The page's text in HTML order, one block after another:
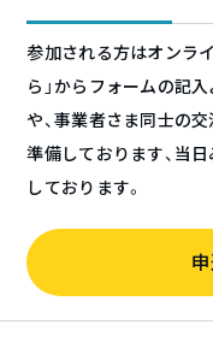
参加される方はオンラ
ら」からフォームの記
や、事業者さま同士の
準備しております、当
しております。